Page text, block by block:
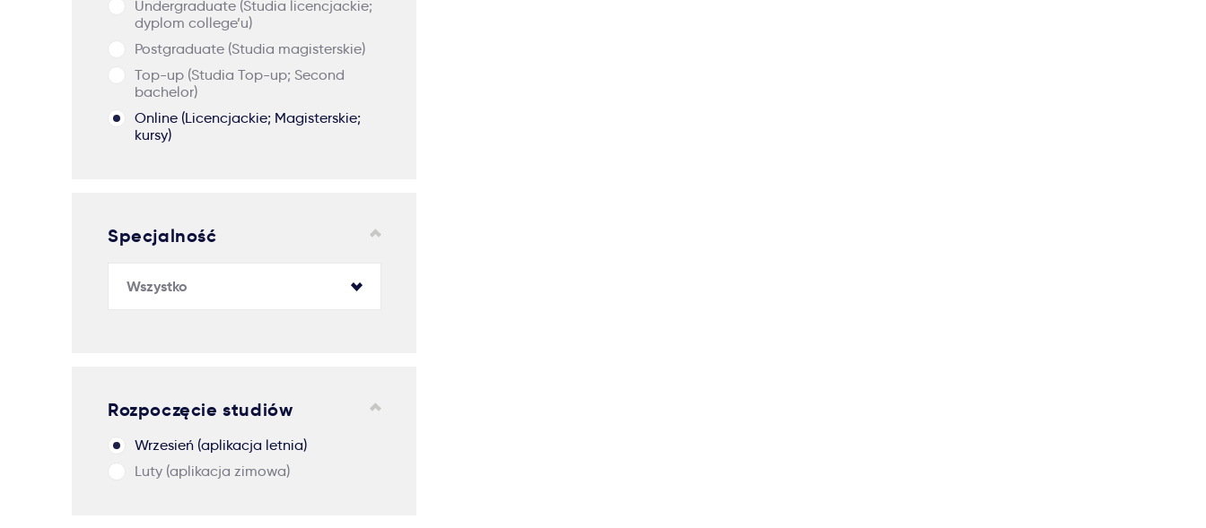
Undergraduate (Studia licencjackie;
dyplom college’u)
Postgraduate (Studia magisterskie)
Top-up (Studia Top-up; Second
bachelor)
Online (Licencjackie; Magisterskie;
kursy)
Specjalność
Rozpoczęcie studiów
Wrzesień (aplikacja letnia)
Luty (aplikacja zimowa)